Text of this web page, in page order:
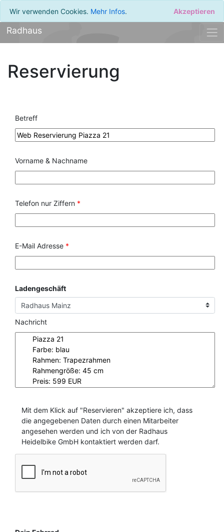
Wir verwenden Cookies. Mehr Infos. Akzeptieren
Radhaus
Reservierung
Betreff
Vorname & Nachname
Telefon nur Ziffern *
E-Mail Adresse *
Ladengeschäft
Nachricht
Mit dem Klick auf "Reservieren" akzeptiere ich, dass
die angegebenen Daten durch einen Mitarbeiter
angesehen werden und ich von der Radhaus
Heidelbike GmbH kontaktiert werden darf.